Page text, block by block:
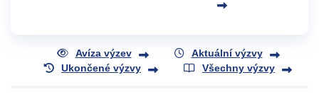
Avíza výzev
Aktuální výzvy
Ukončené výzvy
Všechny výzvy